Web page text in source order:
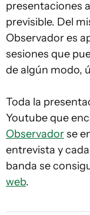
presentaciones
previsible. Del
Observador es
sesiones que
de algún modo,
Toda la
Youtube que
Observadorse
entrevista y
banda se
web.